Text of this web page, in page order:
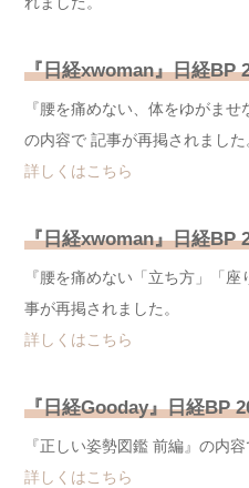
『日経xwoman』日経BP
『腰を痛めない、体をゆがませ
の内容で 記事が再掲されました
詳しくはこちら
『日経xwoman』日経BP
『腰を痛めない「立ち方」「
事が再掲されました。
詳しくはこちら
『日経Gooday』日経BP
『正しい姿勢図鑑 前編』の内
詳しくはこちら